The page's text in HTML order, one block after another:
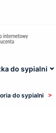
do sypialni
do sypialni >